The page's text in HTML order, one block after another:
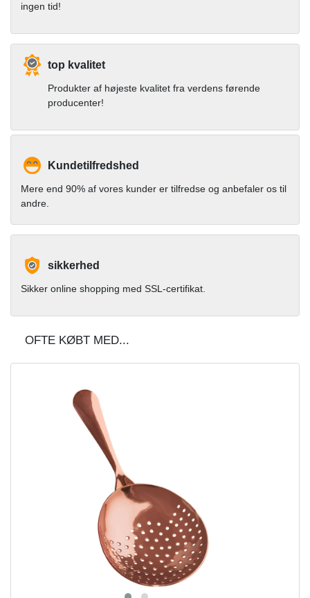
ingen tid!
top kvalitet
Produkter af højeste kvalitet fra verdens førende
producenter!
Kundetilfredshed
Mere end 90% af vores kunder er tilfredse og anbefaler os til
andre.
sikkerhed
Sikker online shopping med SSL-certifikat.
OFTE KØBT MED...